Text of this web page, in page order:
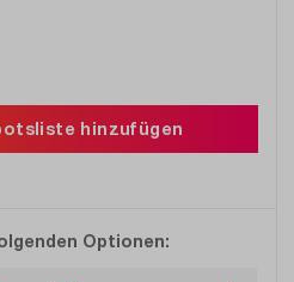
hinzufügen
Optionen: